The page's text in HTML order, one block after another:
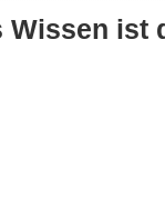
Wissen ist